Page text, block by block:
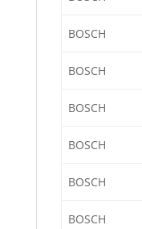
BOSCH
BOSCH
BOSCH
BOSCH
BOSCH
BOSCH